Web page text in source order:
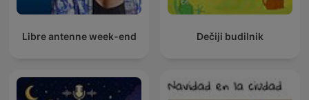
Libre antenne week-end Dečiji budilnik